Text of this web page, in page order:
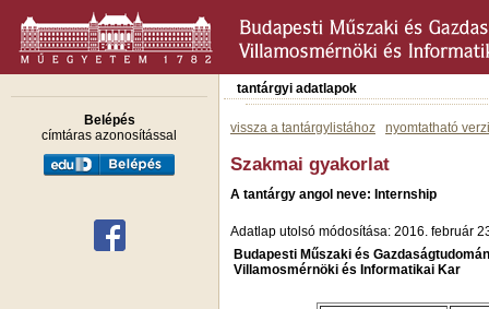
Belépés
címtáras azonosítással
tantárgyi adatlapok
vissza a tantárgylistához nyomtatható
Szakmai gyakorlat
A tantárgy angol neve: Internship
Adatlap utolsó módosítása: 2016. február
Budapesti Műszaki és
Villamosmérnöki és Informatikai Kar